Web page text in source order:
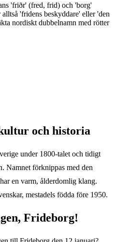
'friðr' (fred, frid) och 'borg'
'fridens beskyddare' eller 'den
nordiskt dubbelnamn med rötter
och historia
under 1800-talet och tidigt
Namnet förknippas med den
en varm, ålderdomlig klang.
mestadels födda före 1950.
Frideborg!